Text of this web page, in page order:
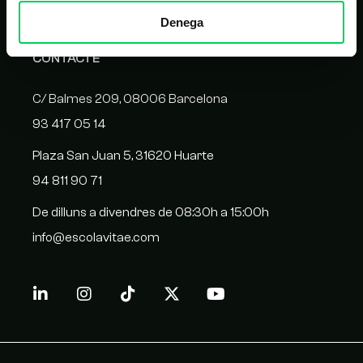
Denega
CONTACTE
C/ Balmes 209, 08006 Barcelona
93 417 05 14
Plaza San Juan 5, 31620 Huarte
94 811 90 71
De dilluns a divendres de 08:30h a 15:00h
info@escolavitae.com